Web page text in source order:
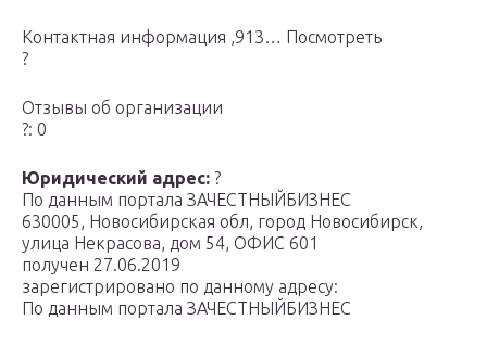
Контактная информация ,913… Посмотреть
?
Отзывы об организации
?: 0
Юридический адрес: ?
По данным портала ЗАЧЕСТНЫЙБИЗНЕС
630005, Новосибирская обл, город Новосибирск,
улица Некрасова, дом 54, ОФИС 601
получен 27.06.2019
зарегистрировано по данному адресу:
По данным портала ЗАЧЕСТНЫЙБИЗНЕС